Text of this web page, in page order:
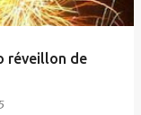
réveillon de